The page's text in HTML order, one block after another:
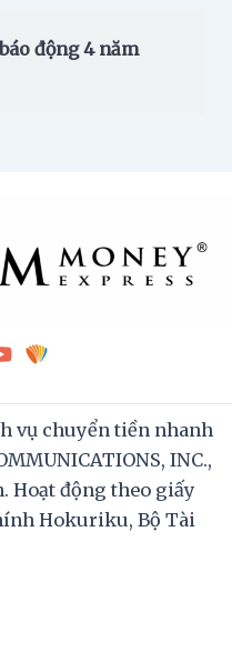
động 4 năm
vụ chuyển tiền nhanh
INC.,
Hoạt động theo giấy
Hokuriku, Bộ Tài